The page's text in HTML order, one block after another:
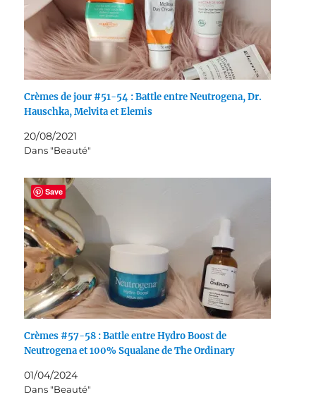
Crèmes de jour #51-54 : Battle entre Neutrogena, Dr.
Hauschka, Melvita et Elemis
20/08/2021
Dans "Beauté"
Crèmes #57-58 : Battle entre Hydro Boost de
Neutrogena et 100% Squalane de The Ordinary
01/04/2024
Dans "Beauté"
Save